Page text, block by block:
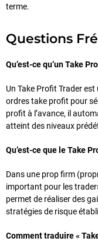
terme.
Questions
Qu’est-ce qu’un Take
Un Take Profit Trader
ordres take profit pour
profit à l’avance, il
atteint des niveaux
Qu’est-ce que le Take
Dans une prop firm
important pour les
permet de réaliser des
stratégies de risque
Comment traduire «